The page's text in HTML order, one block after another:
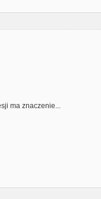
ma znaczenie...